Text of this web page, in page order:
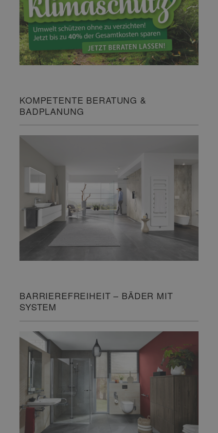
KOMPETENTE BERATUNG &
BADPLANUNG
BARRIEREFREIHEIT – BÄDER MIT
SYSTEM